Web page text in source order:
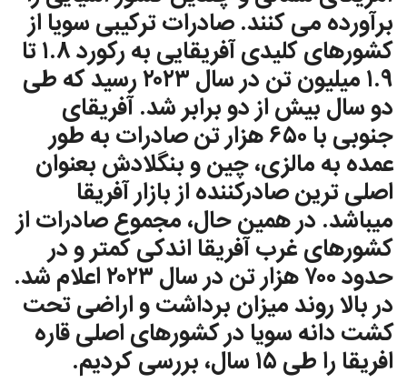
برآورده می کنند. صادرات ترکیبی سویا از
کشورهای کلیدی آفریقایی به رکورد ١.٨ تا
١.٩ میلیون تن در سال ٢٠٢٣ رسید که طی
دو سال بیش از دو برابر شد. آفریقای
جنوبی با ٦٥٠ هزار تن صادرات به طور
عمده به مالزی، چین و بنگلادش بعنوان
اصلى ترين صادركننده از بازار آفريقا
ميباشد. در همین حال، مجموع صادرات از
کشورهای غرب آفریقا اندکی کمتر و در
حدود ٧٠٠ هزار تن در سال ٢٠٢٣ اعلام شد.
در بالا روند ميزان برداشت و اراضى تحت
كشت دانه سويا در كشورهاى اصلى قاره
افريقا را طى ١٥ سال، بررسى کردیم.